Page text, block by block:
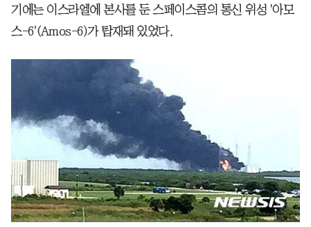
기에는 이스라엘에 본사를 둔 스페이스콤의 통신 위성 '아모
스-6'(Amos-6)가 탑재돼 있었다.